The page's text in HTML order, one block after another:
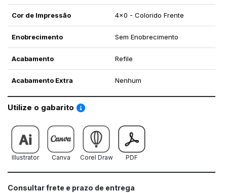
Cor de Impressão 4x0 - Colorido Frente
Enobrecimento Sem Enobrecimento
Acabamento Refile
Acabamento Extra Nenhum
Utilize o gabarito Saiba como utilizar os nossos gabaritos
Illustrator Canva Corel Draw PDF
Consultar frete e prazo de entrega